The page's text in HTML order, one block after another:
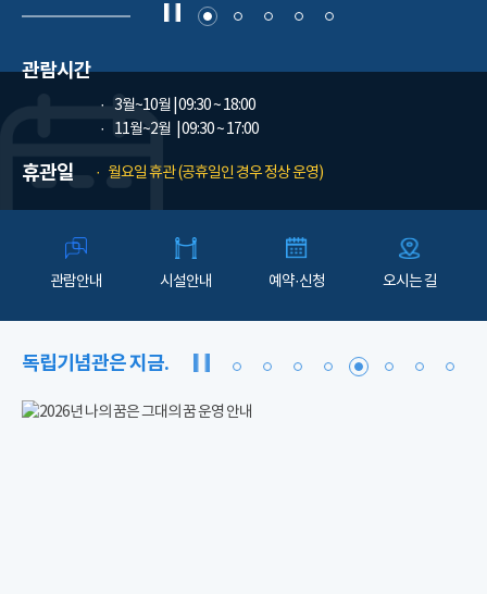
관람시간
3월~10월 | 09:30 ~ 18:00
11월~2월
| 09:30 ~ 17:00
휴관일 월요일 휴관 (공휴일인 경우 정상 운영)
관람안내 시설안내 예약·신청 오시는 길
독립기념관은 지금.